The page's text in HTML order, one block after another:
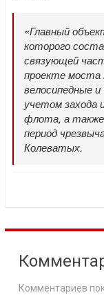
«Главный
которого
связующей
проекте моста
велосипедные
учетом захода
флота, а
период
Колеватых.
Комментариев